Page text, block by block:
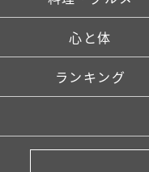
心と体
ランキング